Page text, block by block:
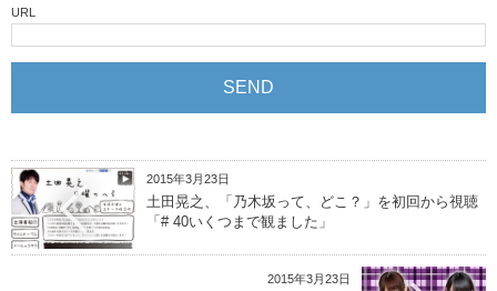
URL
2015年3月23日
土田晃之、「乃木坂って、どこ？」を初回から視聴
「# 40いくつまで観ました」
2015年3月23日